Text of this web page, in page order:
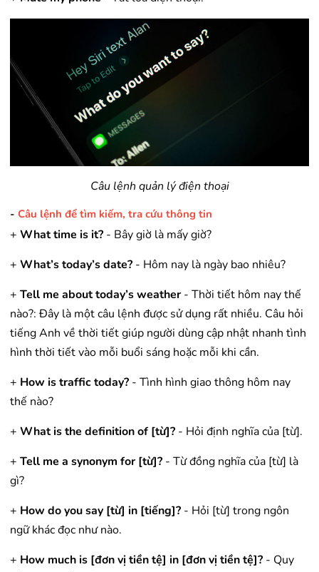
Câu lệnh quản lý điện thoại
- Câu lệnh để tìm kiếm, tra cứu thông tin
+ What time is it? - Bây giờ là mấy giờ?
+ What’s today’s date? - Hôm nay là ngày bao nhiêu?
+ Tell me about today’s weather- Thời tiết hôm nay thế
nào?: Đây là một câu lệnh được sử dụng rất nhiều. Câu hỏi
tiếng Anh về thời tiết giúp người dùng cập nhật nhanh tình
hình thời tiết vào mỗi buổi sáng hoặc mỗi khi cần.
+ How is traffic today? - Tình hình giao thông hôm nay
thế nào?
+ What is the definition of [từ]? - Hỏi định nghĩa của [từ].
+ Tell me a synonym for [từ]? - Từ đồng nghĩa của [từ] là
gì?
+ How do you say [từ] in [tiếng]? - Hỏi [từ] trong ngôn
ngữ khác đọc như nào.
+ How much is [đơn vị tiền tệ] in [đơn vị tiền tệ]? - Quy